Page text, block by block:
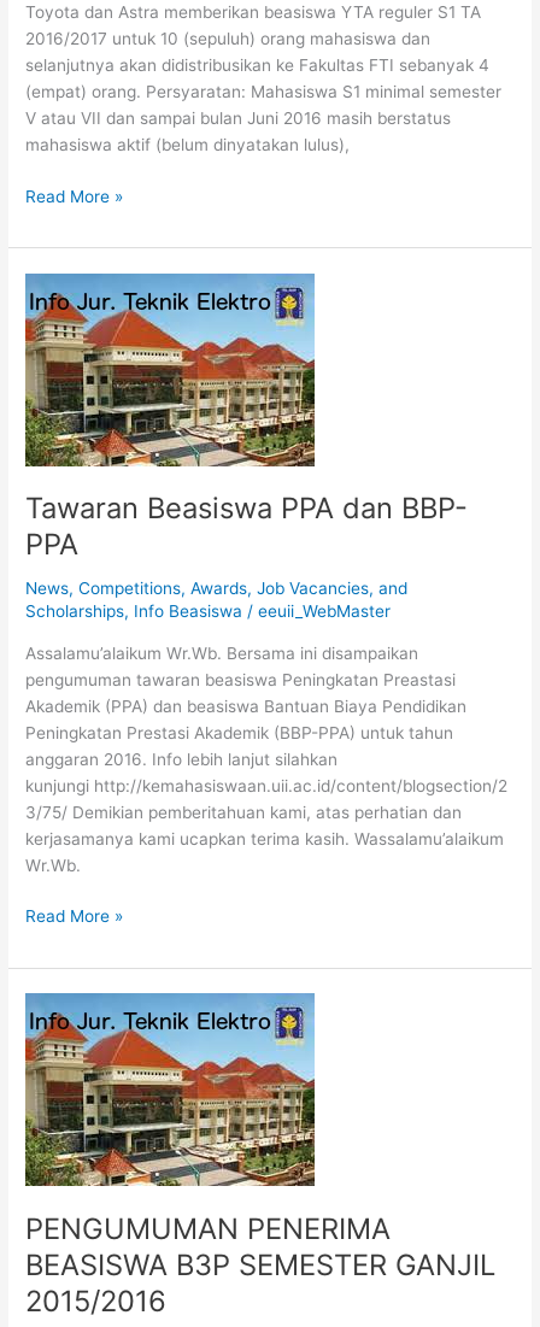
Toyota dan Astra memberikan beasiswa YTA reguler S1 TA
2016/2017 untuk 10 (sepuluh) orang mahasiswa dan
selanjutnya akan didistribusikan ke Fakultas FTI sebanyak 4
(empat) orang. Persyaratan: Mahasiswa S1 minimal semester
V atau VII dan sampai bulan Juni 2016 masih berstatus
mahasiswa aktif (belum dinyatakan lulus),
Read More »
Tawaran Beasiswa PPA dan BBP-
PPA
News,Competitions, Awards, Job Vacancies, and
Scholarships, Info Beasiswa /eeuii_WebMaster
Assalamu’alaikum Wr.Wb. Bersama ini disampaikan
pengumuman tawaran beasiswa Peningkatan Preastasi
Akademik (PPA) dan beasiswa Bantuan Biaya Pendidikan
Peningkatan Prestasi Akademik (BBP-PPA) untuk tahun
anggaran 2016. Info lebih lanjut silahkan
kunjungi http://kemahasiswaan.uii.ac.id/content/blogsection/2
3/75/ Demikian pemberitahuan kami, atas perhatian dan
kerjasamanya kami ucapkan terima kasih. Wassalamu’alaikum
Wr.Wb.
Beasiswa
PPA
dan
BBP-
PPA
Read More »
PENGUMUMAN PENERIMA
BEASISWA B3P SEMESTER GANJIL
2015/2016
PENERIMA
BEASISWA
B3P
SEMESTER
GANJIL
2015/2016